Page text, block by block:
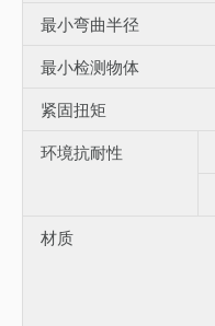
最小弯曲半径
最小检测物体
紧固扭矩
环境抗耐性
材质